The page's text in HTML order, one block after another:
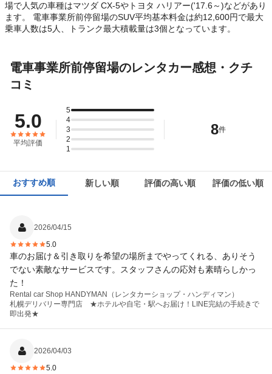
場で人気の車種はマツダ CX-5やトヨタ ハリアー('17.6～)などがあり
ます。 電車事業所前停留場のSUV平均基本料金は約12,600円で最大
乗車人数は5人、トランク最大積載量は3個となっています。
電車事業所前停留場のレンタカー感想・クチ
コミ
5.0
平均評価
5
4
3
2
1
8件
おすすめ順 新しい順 評価の高い順 評価の低い順
2026/04/15
5.0
車のお届け＆引き取りを希望の場所までやってくれる、ありそう
でない素敵なサービスです。スタッフさんの応対も素晴らしかっ
た！
Rental car Shop HANDYMAN（レンタカーショップ・ハンディマン）
札幌デリバリー専門店 ★ホテルや自宅・駅へお届け！LINE完結の手続きで
即出発★
2026/04/03
5.0